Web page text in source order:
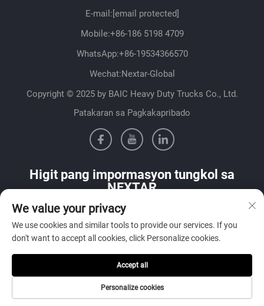
E-mail:[email protected]
Mobile:+86-186 5198 4709
WhatsApp:+86-19534366570
Wechat:Nextar-Global
Copyright © 2025 by BAIC Heavy Duty Trucks Co., Ltd.
Patakaran sa Pagkakapribado
Higit pang impormasyon tungkol sa
NEXTAR
Makipag-ugnayan sa aming sales team sa iyong bansa
Isumite
We value your privacy
We use cookies and similar tools to provide our services. If you
don't want to accept all cookies, click Personalize cookies.
Personalize cookies
Accept all